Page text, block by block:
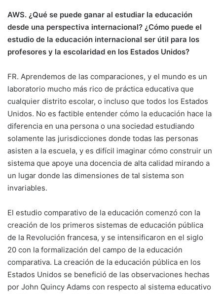
AWS. ¿Qué se puede ganar al estudiar la educación
desde una perspectiva internacional? ¿Cómo puede el
estudio de la educación internacional ser útil para los
profesores y la escolaridad en los Estados Unidos?
FR. Aprendemos de las comparaciones, y el mundo es un
laboratorio mucho más rico de práctica educativa que
cualquier distrito escolar, o incluso que todos los Estados
Unidos. No es factible entender cómo la educación hace la
diferencia en una persona o una sociedad estudiando
solamente las jurisdicciones donde todas las personas
asisten a la escuela, y es difícil imaginar cómo construir un
sistema que apoye una docencia de alta calidad mirando a
un lugar donde las dimensiones de tal sistema son
invariables.
El estudio comparativo de la educación comenzó con la
creación de los primeros sistemas de educación pública
de la Revolución francesa, y se intensificaron en el siglo
20 con la formalización del campo de la educación
comparativa. La creación de la educación pública en los
Estados Unidos se benefició de las observaciones hechas
por John Quincy Adams con respecto al sistema educativo